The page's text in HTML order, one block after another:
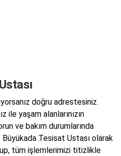
doğru adrestesiniz.
ile yaşam alanlarınızın
ve bakım durumlarında
Tesisat Ustası olarak
tüm işlemlerimizi titizlikle